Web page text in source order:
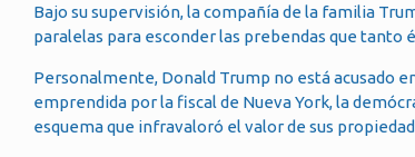
Bajo su supervisión, la compañía de la familia
paralelas para esconder las prebendas que
Personalmente, Donald Trump no está acusado
emprendida por la fiscal de Nueva York, la
esquema que infravaloró el valor de sus